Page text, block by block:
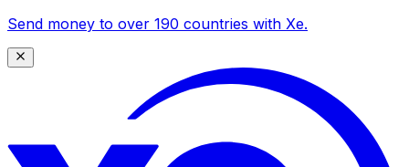
Send money to over 190 countries with Xe.